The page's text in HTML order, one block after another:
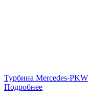
Турбина Mercedes-
Подробнее